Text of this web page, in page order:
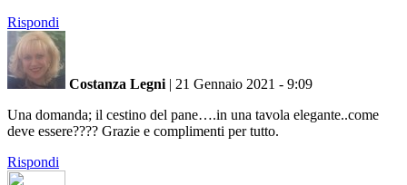
Rispondi
Costanza Legni | 21 Gennaio 2021 - 9:09
Una domanda; il cestino del pane….in una tavola elegante..come
deve essere???? Grazie e complimenti per tutto.
Rispondi